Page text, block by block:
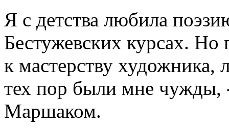
Я с детства любила
Бестужевских курсах. Но
к мастерству художника,
тех пор были мне чужды,
Маршаком.